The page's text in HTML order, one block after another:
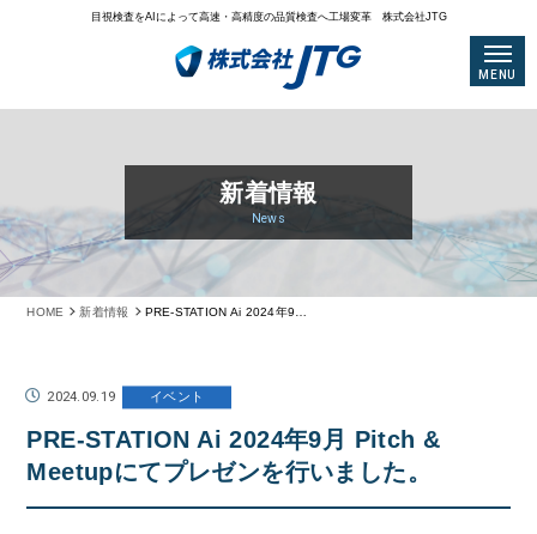
目視検査をAIによって高速・高精度の品質検査へ工場変革 株式会社JTG
新着情報
News
HOME 新着情報
2024.09.19 イベント
PRE-STATION Ai 2024年9月 Pitch &
Meetupにてプレゼンを行いました。
MENU